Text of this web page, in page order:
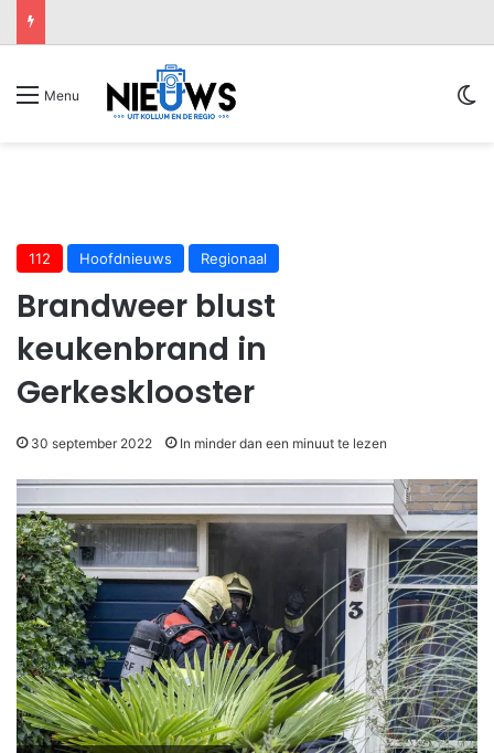
Menu
112 Hoofdnieuws Regionaal
Brandweer blust
keukenbrand in
Gerkesklooster
30 september 2022 In minder dan een minuut te lezen